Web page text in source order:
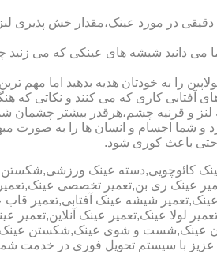
در مورد عینک،مقدار خش پذیری
می دانید شیشه های عینکی که می زنید
را به خودتان هدیه بدهید اما مهم
کاری که می کنند و نکاتی که
و قرنیه چشم،هرقدر بیشتر چشمان
و شما اجسام و انسان ها را به
حتی باعث کوری شود.
عینک کائوچویی,دسته عینک
عینک ری بن,تعمیر تخصصی
شیشه عینک آفتابی,تعمیر
لولا عینک,تعمیر عینک
عینک,شست و شوی عینک,شکستن عینک
عزیز با سیستم تحویل فوری در خدمت